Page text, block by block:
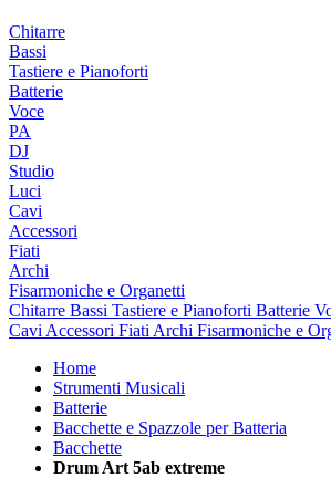
Chitarre
Bassi
Tastiere e Pianoforti
Batterie
Voce
PA
DJ
Studio
Luci
Cavi
Accessori
Fiati
Archi
Fisarmoniche e Organetti
Chitarre Bassi Tastiere e Pianoforti Batterie
Cavi Accessori Fiati Archi Fisarmoniche e
Home
Strumenti Musicali
Batterie
Bacchette e Spazzole per Batteria
Bacchette
Drum Art 5ab extreme